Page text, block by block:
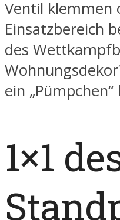
Ventil klemmen
Einsatzbereich
des
ein
1×1